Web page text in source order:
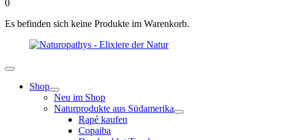
0
Es befinden sich keine Produkte im Warenkorb.
Shop
Neu im Shop
Naturprodukte aus Südamerika
Rapé kaufen
Copaiba